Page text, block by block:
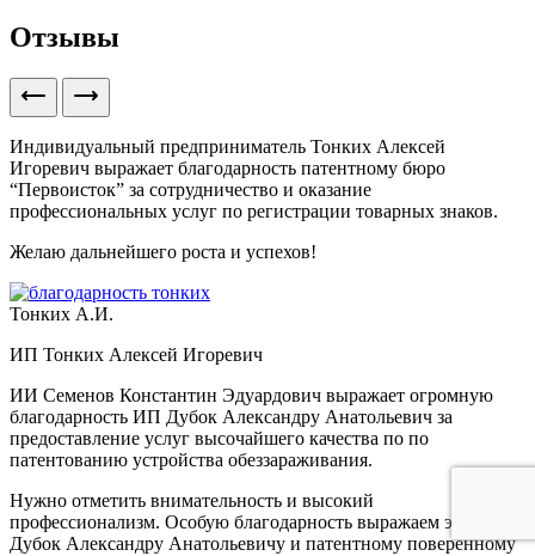
Отзывы
Индивидуальный предприниматель Тонких Алексей
Игоревич выражает благодарность патентному бюро
“Первоисток” за сотрудничество и оказание
профессиональных услуг по регистрации товарных знаков.
Желаю дальнейшего роста и успехов!
Тонких А.И.
ИП Тонких Алексей Игоревич
ИИ Семенов Константин Эдуардович выражает огромную
благодарность ИП Дубок Александру Анатольевич за
предоставление услуг высочайшего качества по по
патентованию устройства обеззараживания.
Нужно отметить внимательность и высокий
профессионализм. Особую благодарность выражаем эксперту
Дубок Александру Анатольевичу и патентному поверенному